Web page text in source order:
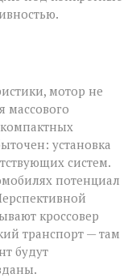
мотор не
массового
установка
систем.
потенциал
кроссовер
транспорт — там
будут